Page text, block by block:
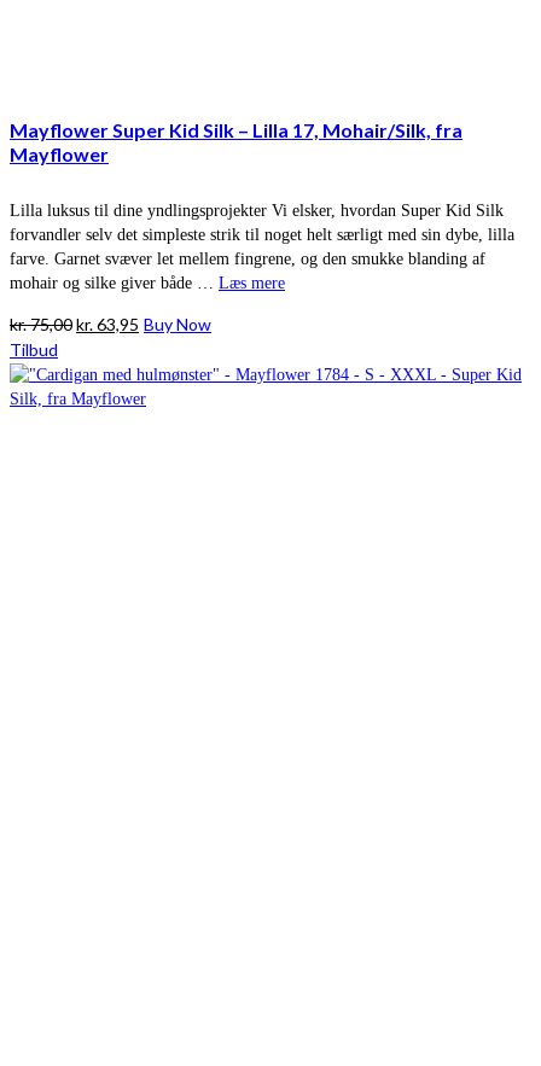
Mayflower Super Kid Silk – Lilla 17, Mohair/Silk, fra
Mayflower
Lilla luksus til dine yndlingsprojekter Vi elsker, hvordan Super Kid Silk
forvandler selv det simpleste strik til noget helt særligt med sin dybe, lilla
farve. Garnet svæver let mellem fingrene, og den smukke blanding af
mohair og silke giver både … Læs mere
kr.75,00Den
pris
var:
kr.63,95 Den
pris
er:
Buy Now
Tilbud